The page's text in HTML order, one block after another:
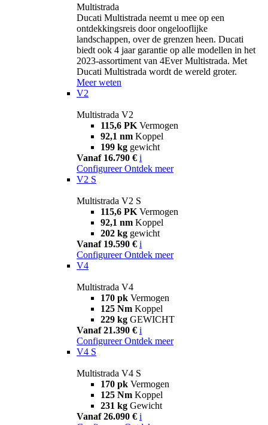
Multistrada
Ducati Multistrada neemt u mee op een
ontdekkingsreis door ongelooflijke
landschappen, over de grenzen heen. Ducati
biedt ook 4 jaar garantie op alle modellen in het
2023-assortiment van 4Ever Multistrada. Met
Ducati Multistrada wordt de wereld groter.
Meer weten
V2
Multistrada V2
115,6 PK Vermogen
92,1 nm Koppel
199 kg gewicht
Vanaf 16.790 € i
Configureer Ontdek meer
V2 S
Multistrada V2 S
115,6 PK Vermogen
92,1 nm Koppel
202 kg gewicht
Vanaf 19.590 € i
Configureer Ontdek meer
V4
Multistrada V4
170 pk Vermogen
125 Nm Koppel
229 kg GEWICHT
Vanaf 21.390 € i
Configureer Ontdek meer
V4 S
Multistrada V4 S
170 pk Vermogen
125 Nm Koppel
231 kg Gewicht
Vanaf 26.090 € i